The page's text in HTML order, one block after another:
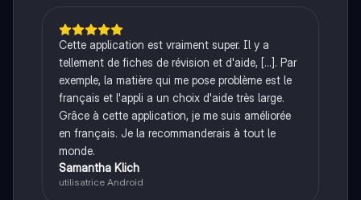
Cette application est vraiment super. Il y a
tellement de fiches de révision et d'aide, [...]. Par
exemple, la matière qui me pose problème est le
français et l'appli a un choix d'aide très large.
Grâce à cette application, je me suis améliorée
en français. Je la recommanderais à tout le
monde.
Samantha Klich
utilisatrice Android